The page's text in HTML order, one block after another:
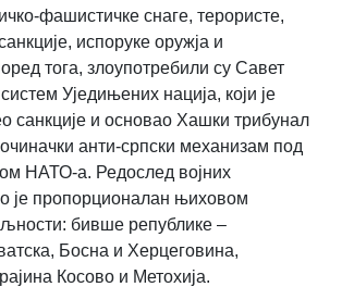
фашистичке снаге, терористе,
испоруке оружја и
тога, злоупотребили су Савет
Уједињених нација, који је
санкције и основао Хашки трибунал
анти-српски механизам под
НАТО-а. Редослед војних
је пропорционалан њиховом
бивше републике –
Босна и Херцеговина,
Косово и Метохија.